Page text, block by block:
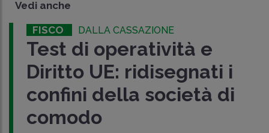
Vedi anche
FISCO DALLA CASSAZIONE
Test di operatività e
Diritto UE: ridisegnati i
confini della società di
comodo